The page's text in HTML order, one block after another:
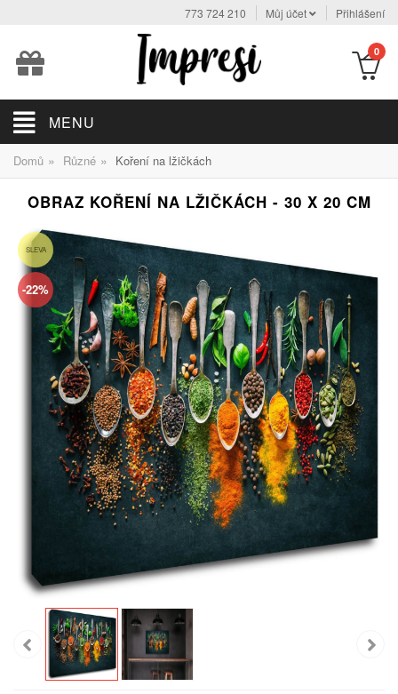
773 724 210 Můj účet Přihlášení
0
MENU
Domů » Různé » Koření na lžičkách
OBRAZ KOŘENÍ NA LŽIČKÁCH - 30 X 20 CM
SLEVA
-22%